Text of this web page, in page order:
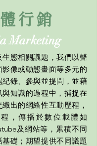
行銷
Marketing
態相關議題，我們以聲
像或動態畫面等多元的
錄、參與並提問，並藉
知識的過程中，捕捉在
出的網絡性互動歷程，
，傳播於數位載體如
及網站等，累積不同
礎；期望提供不同議題